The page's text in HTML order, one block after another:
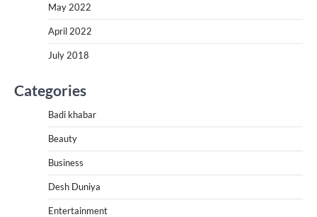
May 2022
April 2022
July 2018
Categories
Badi khabar
Beauty
Business
Desh Duniya
Entertainment